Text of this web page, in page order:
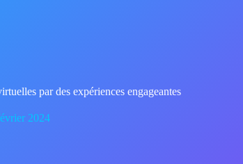
par des expériences engageantes
2024